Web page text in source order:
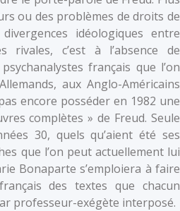
ou des problèmes de droits de
idéologiques entre
rivales, c’est à l’absence de
français que l’on
aux Anglo-Américains
encore posséder en 1982 une
complètes » de Freud. Seule
30, quels qu’aient été ses
que l’on peut actuellement lui
Bonaparte s’emploiera à faire
des textes que chacun
professeur-exégète interposé.